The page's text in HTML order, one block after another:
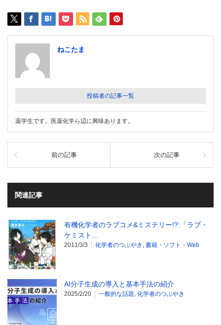
ねこたま
投稿者の記事一覧
薬学生です。医薬化学ら辺に興味あります。
前の記事 次の記事
関連記事
有機化学者のラブコメ&ミステリー!?:「ラブ・
ケミスト…
2011/3/3 化学者のつぶやき , 書籍・ソフト・Web
AI分子生成の導入と基本手法の紹介
2025/2/20 一般的な話題, 化学者のつぶやき